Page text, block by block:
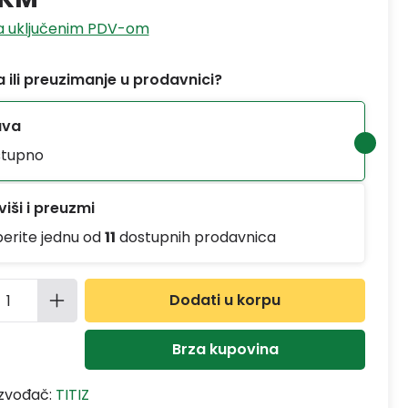
uključenim PDV-om
ili preuzimanje u prodavnici?
i preuzmi
jednu od11 dostupnih prodavnica
proizvoda: Unesite željenu
Dodati u korpu
Brza kupovina
TITIZ